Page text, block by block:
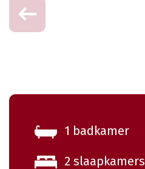
1 badkamer
2 slaapkamers